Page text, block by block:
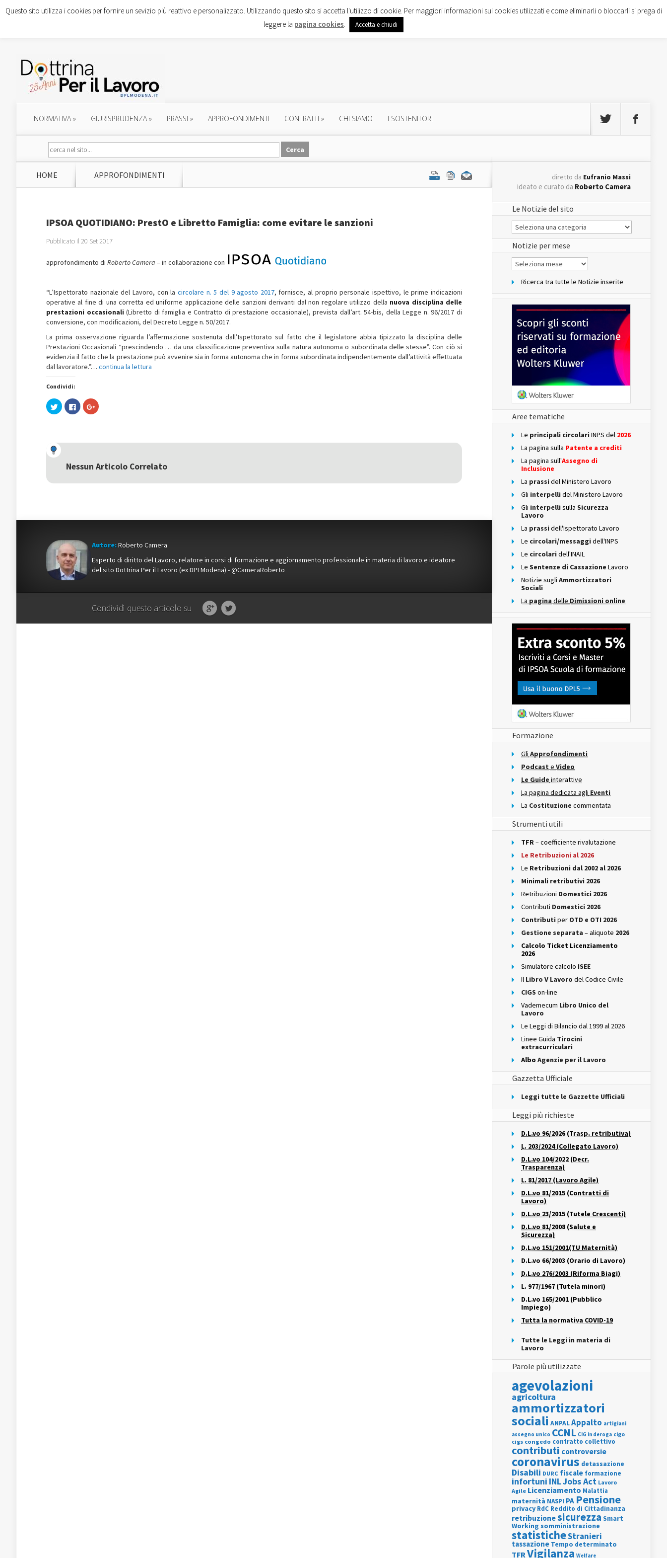
NORMATIVA» GIURISPRUDENZA» PRASSI » APPROFONDIMENTI CONTRATTI » CHI SIAMO I SOSTENITORI
HOME APPROFONDIMENTI
IPSOA QUOTIDIANO: PrestO e Libretto Famiglia: come evitare le sanzioni
Pubblicato il 20 Set 2017
approfondimento di Roberto Camera – in collaborazione con
“L’Ispettorato nazionale del Lavoro, con la circolare n. 5 del 9 agosto 2017, fornisce, al proprio personale ispettivo, le prime indicazioni
operative al fine di una corretta ed uniforme applicazione delle sanzioni derivanti dal non regolare utilizzo della nuova disciplina delle
prestazioni occasionali (Libretto di famiglia e Contratto di prestazione occasionale), prevista dall’art. 54-bis, della Legge n. 96/2017 di
conversione, con modificazioni, del Decreto Legge n. 50/2017.
La prima osservazione riguarda l’affermazione sostenuta dall’Ispettorato sul fatto che il legislatore abbia tipizzato la disciplina delle
Prestazioni Occasionali “prescindendo … da una classificazione preventiva sulla natura autonoma o subordinata delle stesse”. Con ciò si
evidenzia il fatto che la prestazione può avvenire sia in forma autonoma che in forma subordinata indipendentemente dall’attività effettuata
dal lavoratore.”… continua la lettura
Condividi:
Fai
clic
(Si
apre
una
nuova
Fai
clic
nuova
finestra)
Fai
clic
una
nuova
Nessun Articolo Correlato
Autore:Roberto Camera
Esperto di diritto del Lavoro, relatore in corsi di formazione e aggiornamento professionale in materia di lavoro e ideatore
del sito Dottrina Per il Lavoro (ex DPLModena) - @CameraRoberto
Condividi questo articolo su
diretto da Eufranio Massi
ideato e curato da Roberto Camera
Le Notizie del sito
Le
Notizie
del
sito
Notizie per mese
Notizie
per
Ricerca tra tutte le Notizie inserite
Aree tematiche
Le principali circolari INPS del 2026
La pagina sulla Patente a crediti
La pagina sull'Assegno di
Inclusione
La prassi del Ministero Lavoro
Gli interpelli del Ministero Lavoro
Gli interpelli sulla Sicurezza
Lavoro
La prassi dell'Ispettorato Lavoro
Le circolari/messaggi dell'INPS
Le circolari dell'INAIL
Le Sentenze di Cassazione Lavoro
Notizie sugli Ammortizzatori
Sociali
La pagina delle Dimissioni online
Formazione
Gli Approfondimenti
Podcast e Video
Le Guide interattive
La pagina dedicata agli Eventi
La Costituzione commentata
Strumenti utili
TFR– coefficiente rivalutazione
Le Retribuzioni al 2026
Le Retribuzioni dal 2002 al 2026
Minimali retributivi 2026
Retribuzioni Domestici 2026
Contributi Domestici 2026
Contributi per OTD e OTI 2026
Gestione separata – aliquote 2026
Calcolo Ticket Licenziamento
2026
Simulatore calcolo ISEE
Il Libro V Lavoro del Codice Civile
CIGS on-line
Vademecum Libro Unico del
Lavoro
Le Leggi di Bilancio dal 1999 al 2026
Linee Guida Tirocini
extracurriculari
Albo Agenzie per il Lavoro
Gazzetta Ufficiale
Leggi tutte le Gazzette Ufficiali
Leggi più richieste
D.L.vo 96/2026 (Trasp. retributiva)
L. 203/2024 (Collegato Lavoro)
D.L.vo 104/2022 (Decr.
Trasparenza)
L. 81/2017 (Lavoro Agile)
D.L.vo 81/2015 (Contratti di
Lavoro)
D.L.vo 23/2015 (Tutele Crescenti)
D.L.vo 81/2008 (Salute e
Sicurezza)
D.L.vo 151/2001(TU Maternità)
D.L.vo 66/2003 (Orario di Lavoro)
D.L.vo 276/2003 (Riforma Biagi)
L. 977/1967 (Tutela minori)
D.L.vo 165/2001 (Pubblico
Impiego)
Tutta la normativa COVID-19
Tutte le Leggi in materia di
Lavoro
Parole più utilizzate
agevolazioni
agricoltura
ammortizzatori
sociali ANPALAppalto artigiani
assegno unico CCNL CIG in deroga cigo
cigs congedo contratto collettivo
contributi controversie
coronavirus detassazione
Disabili DURC fiscale formazione
infortuni INLJobs Act Lavoro
Agile Licenziamento Malattia
maternità NASPI PA Pensione
privacy RdC Reddito di Cittadinanza
retribuzionesicurezza Smart
Working somministrazione
statisticheStranieri
tassazione Tempo determinato
TFRVigilanza Welfare
Questo sito utilizza i cookies per fornire un sevizio più reattivo e personalizzato. Utilizzando questo sito si accetta l'utilizzo di cookie. Per maggiori informazioni sui cookies utilizzati e come eliminarli o bloccarli si prega di
leggere la pagina cookies. Accetta e chiudi